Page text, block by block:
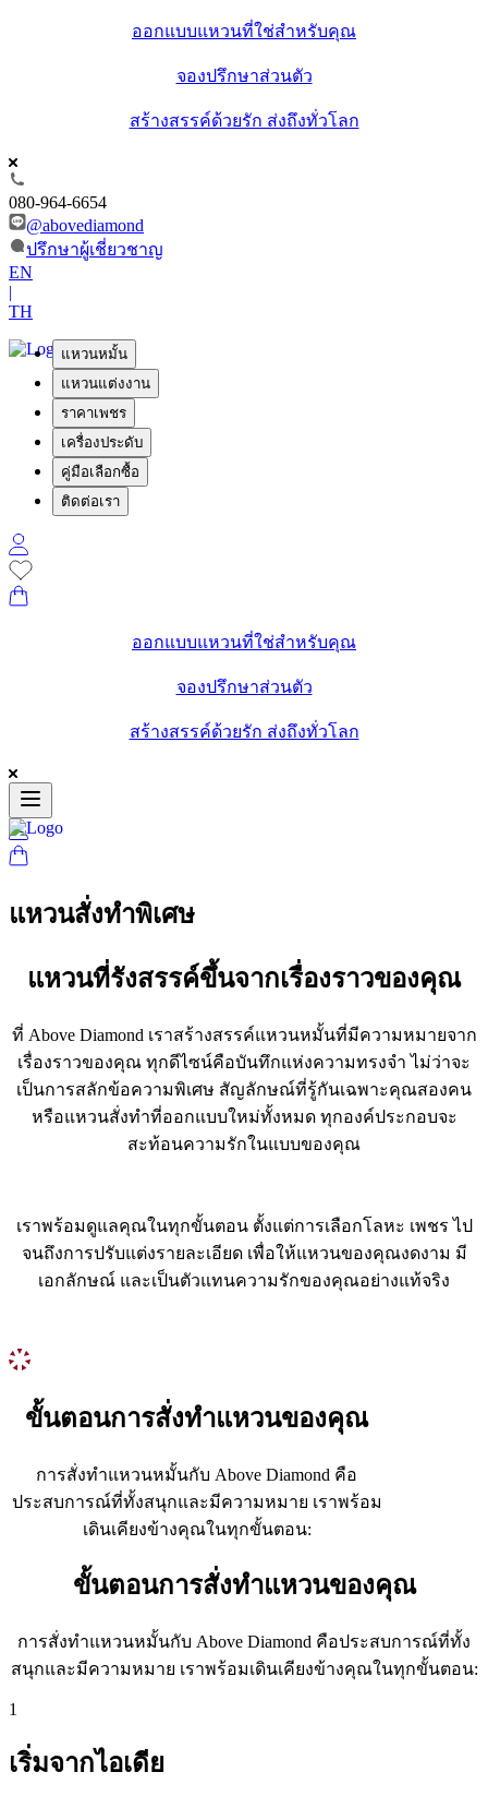
ออกแบบแหวนที่ใช่สำหรับคุณ
จองปรึกษาส่วนตัว
สร้างสรรค์ด้วยรัก ส่งถึงทั่วโลก
080-964-6654
@abovediamond
ปรึกษาผู้เชี่ยวชาญ
EN
|
TH
แหวนหมั้น
แหวนแต่งงาน
ราคาเพชร
เครื่องประดับ
คู่มือเลือกซื้อ
ติดต่อเรา
ออกแบบแหวนที่ใช่สำหรับคุณ
จองปรึกษาส่วนตัว
สร้างสรรค์ด้วยรัก ส่งถึงทั่วโลก
แหวนสั่งทำพิเศษ
แหวนที่รังสรรค์ขึ้นจากเรื่องราวของคุณ
ที่ Above Diamond เราสร้างสรรค์แหวนหมั้นที่มีความหมายจาก
เรื่องราวของคุณ ทุกดีไซน์คือบันทึกแห่งความทรงจำ ไม่ว่าจะ
เป็นการสลักข้อความพิเศษ สัญลักษณ์ที่รู้กันเฉพาะคุณสองคน
หรือแหวนสั่งทำที่ออกแบบใหม่ทั้งหมด ทุกองค์ประกอบจะ
สะท้อนความรักในแบบของคุณ
เราพร้อมดูแลคุณในทุกขั้นตอน ตั้งแต่การเลือกโลหะ เพชร ไป
จนถึงการปรับแต่งรายละเอียด เพื่อให้แหวนของคุณงดงาม มี
เอกลักษณ์ และเป็นตัวแทนความรักของคุณอย่างแท้จริง
ขั้นตอนการสั่งทำแหวนของคุณ
การสั่งทำแหวนหมั้นกับ Above Diamond คือ
ประสบการณ์ที่ทั้งสนุกและมีความหมาย เราพร้อม
เดินเคียงข้างคุณในทุกขั้นตอน:
ขั้นตอนการสั่งทำแหวนของคุณ
การสั่งทำแหวนหมั้นกับ Above Diamond คือประสบการณ์ที่ทั้ง
สนุกและมีความหมาย เราพร้อมเดินเคียงข้างคุณในทุกขั้นตอน:
1
เริ่มจากไอเดีย